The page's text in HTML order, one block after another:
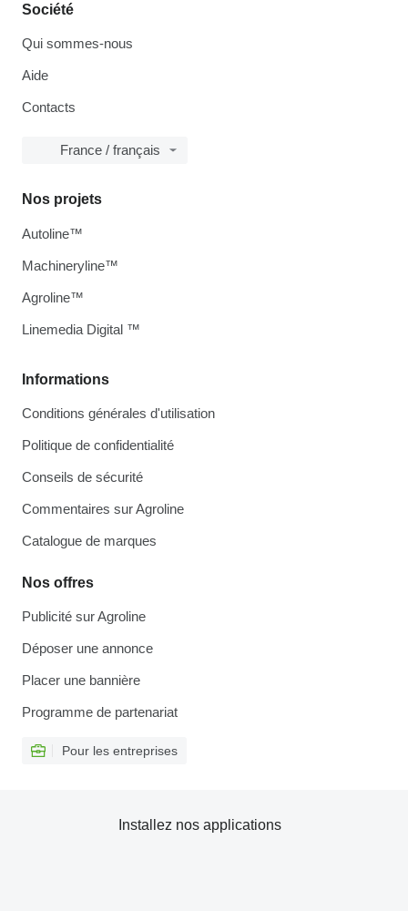
Société
Qui sommes-nous
Aide
Contacts
France / français
Informations
Conditions générales d'utilisation
Politique de confidentialité
Conseils de sécurité
Commentaires sur Agroline
Catalogue de marques
Nos offres
Publicité sur Agroline
Déposer une annonce
Placer une bannière
Programme de partenariat
Pour les entreprises
Nos projets
Autoline™
Machineryline™
Agroline™
Linemedia Digital ™
Installez nos applications